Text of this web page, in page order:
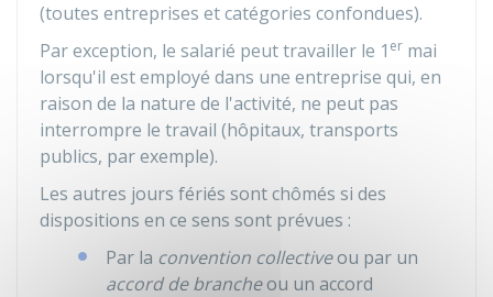
(toutes entreprises et catégories confondues).
Par exception, le salarié peut travailler le 1 er mai
lorsqu'il est employé dans une entreprise qui, en
raison de la nature de l'activité, ne peut pas
interrompre le travail (hôpitaux, transports
publics, par exemple).
Les autres jours fériés sont chômés si des
dispositions en ce sens sont prévues :
Par la convention collectiveou par un
accord de brancheou un accord